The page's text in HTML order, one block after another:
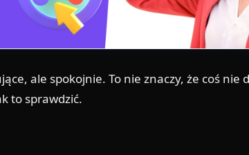
ale spokojnie. To nie znaczy, że coś nie
to sprawdzić.